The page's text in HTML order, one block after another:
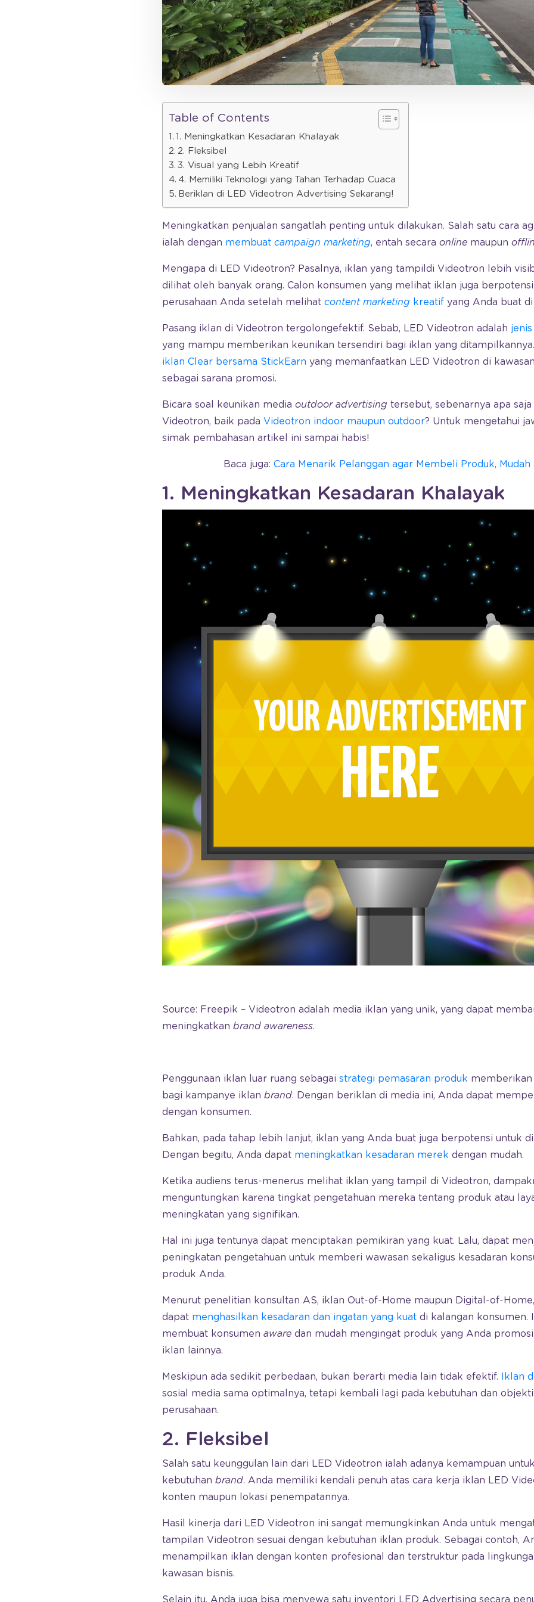
Table of Contents
1. Meningkatkan Kesadaran Khalayak
2. Fleksibel
3. Visual yang Lebih Kreatif
4. Memiliki Teknologi yang Tahan Terhadap Cuaca
Beriklan di LED Videotron Advertising Sekarang!
Meningkatkan penjualan sangatlah penting untuk dilakukan. Salah satu cara
ialah dengan membuat campaign marketing, entah secara online maupun
Mengapa di LED Videotron? Pasalnya, iklan yang tampildi Videotron lebih
dilihat oleh banyak orang. Calon konsumen yang melihat iklan juga
perusahaan Anda setelah melihat content marketing kreatif yang Anda buat
Pasang iklan di Videotron tergolongefektif. Sebab, LED Videotron adalah
yang mampu memberikan keunikan tersendiri bagi iklan yang
iklan Clear bersama StickEarn yang memanfaatkan LED Videotron di
sebagai sarana promosi.
Bicara soal keunikan media outdoor advertising tersebut, sebenarnya apa
Videotron, baik pada Videotron indoor maupun outdoor? Untuk mengetahui
simak pembahasan artikel ini sampai habis!
Baca juga: Cara Menarik Pelanggan agar Membeli Produk,
1. Meningkatkan Kesadaran Khalayak
Source: Freepik – Videotron adalah media iklan yang unik, yang dapat
meningkatkan brand awareness.
Penggunaan iklan luar ruang sebagai strategi pemasaran produk
bagi kampanye iklan brand. Dengan beriklan di media ini, Anda dapat
dengan konsumen.
Bahkan, pada tahap lebih lanjut, iklan yang Anda buat juga berpotensi untuk
Dengan begitu, Anda dapat meningkatkan kesadaran merek dengan mudah.
Ketika audiens terus-menerus melihat iklan yang tampil di Videotron,
menguntungkan karena tingkat pengetahuan mereka tentang produk atau
meningkatan yang signifikan.
Hal ini juga tentunya dapat menciptakan pemikiran yang kuat. Lalu, dapat
peningkatan pengetahuan untuk memberi wawasan sekaligus kesadaran
produk Anda.
Menurut penelitian konsultan AS, iklan Out-of-Home maupun Digital-of-
dapat menghasilkan kesadaran dan ingatan yang kuat di kalangan konsumen.
membuat konsumen aware dan mudah mengingat produk yang Anda
iklan lainnya.
Meskipun ada sedikit perbedaan, bukan berarti media lain tidak efektif.
Iklan
sosial media sama optimalnya, tetapi kembali lagi pada kebutuhan dan
perusahaan.
2. Fleksibel
Salah satu keunggulan lain dari LED Videotron ialah adanya kemampuan
kebutuhan brand. Anda memiliki kendali penuh atas cara kerja iklan LED
konten maupun lokasi penempatannya.
Hasil kinerja dari LED Videotron ini sangat memungkinkan Anda untuk
tampilan Videotron sesuai dengan kebutuhan iklan produk. Sebagai contoh,
menampilkan iklan dengan konten profesional dan terstruktur pada
kawasan bisnis.
Selain itu, Anda juga bisa menyewa satu inventori LED Advertising secara